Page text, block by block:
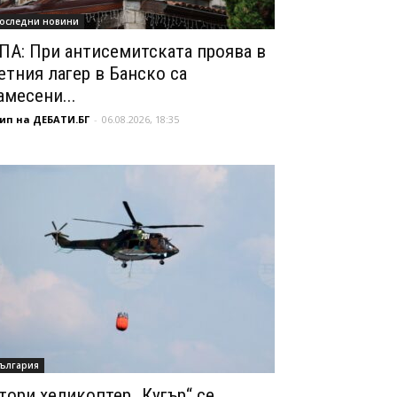
новини
При антисемитската проява в
лагер в Банско са
на ДЕБАТИ.БГ - 06.08.2026, 18:35